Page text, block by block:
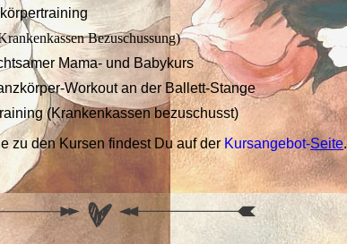
Bezuschussung)
Mama- und Babykurs
Workout an der Ballett-Stange
(Krankenkassen bezuschusst)
zu den Kursen findest Du auf der Kursangebot-Seite.